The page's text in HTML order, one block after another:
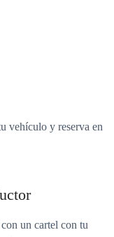
vehículo y reserva en
un cartel con tu